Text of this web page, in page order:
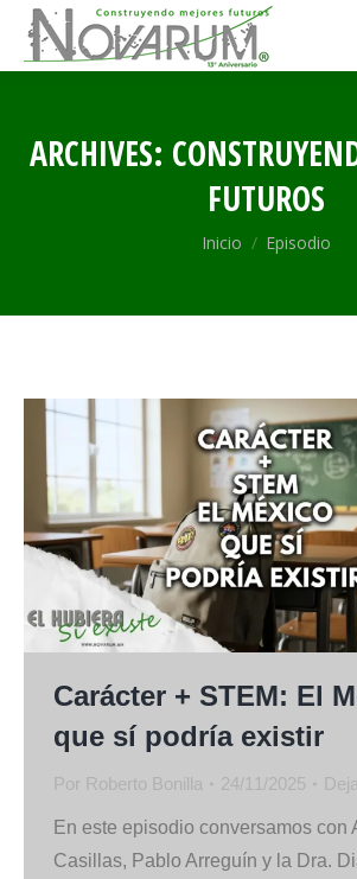
ARCHIVES:
FUTUROS
Estás aquí:
Inicio Episodio
Carácter + STEM: El
que sí podría existir
Por Roberto Bonilla 24/11/2025
En este episodio conversamos con
Casillas, Pablo Arreguín y la Dra.